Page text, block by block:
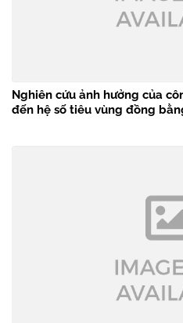
Nghiên cứu ảnh hưởng của
đến hệ số tiêu vùng đồng